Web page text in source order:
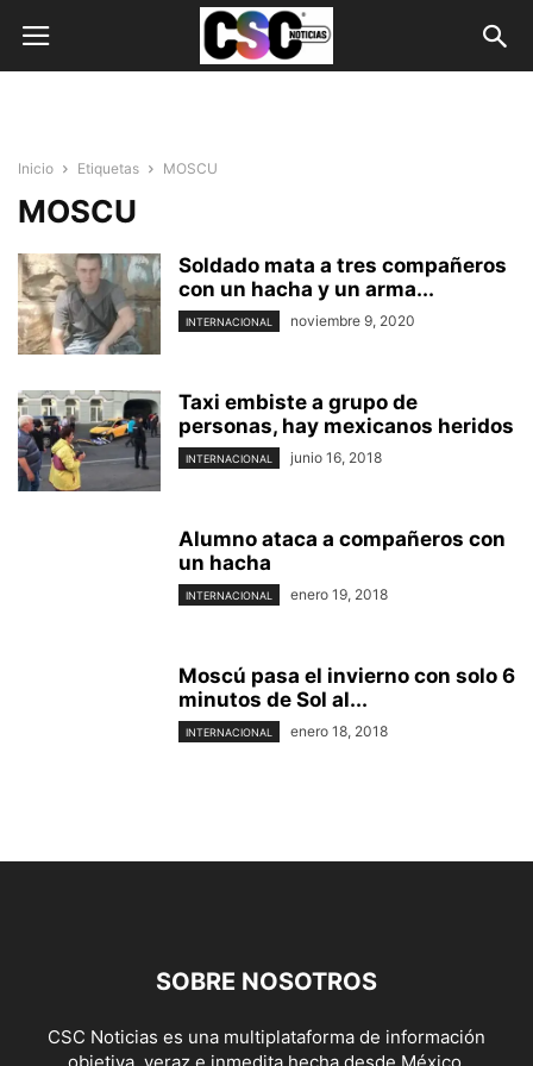
Inicio Etiquetas MOSCU
MOSCU
Soldado mata a tres compañeros
con un hacha y un arma...
INTERNACIONAL noviembre 9, 2020
Taxi embiste a grupo de
personas, hay mexicanos heridos
INTERNACIONAL junio 16, 2018
Alumno ataca a compañeros con
un hacha
INTERNACIONAL enero 19, 2018
Moscú pasa el invierno con solo 6
minutos de Sol al...
INTERNACIONAL enero 18, 2018
SOBRE NOSOTROS
CSC Noticias es una multiplataforma de información